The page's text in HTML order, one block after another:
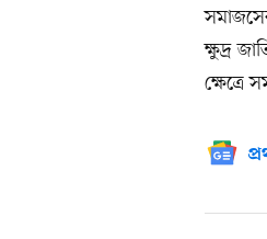
ক্ষুদ্র
ক্ষেত্রে